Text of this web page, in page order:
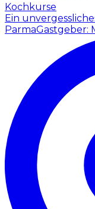
Kochkurse
Ein
ParmaGastgeber: